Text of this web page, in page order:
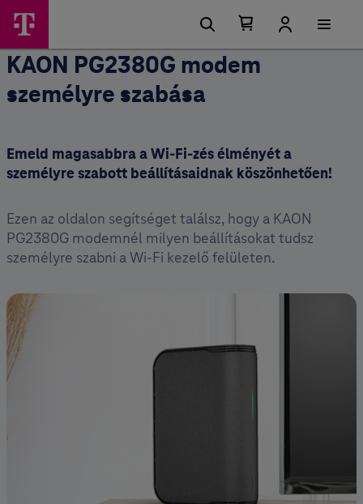
KAON PG2380G modem
személyre szabása
Emeld magasabbra a Wi-Fi-zés élményét a
személyre szabott beállításaidnak köszönhetően!
Ezen az oldalon segítséget találsz, hogy a KAON
PG2380G modemnél milyen beállításokat tudsz
személyre szabni a Wi-Fi kezelő felületen.